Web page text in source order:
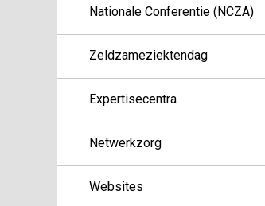
Nationale Conferentie (NCZA)
Zeldzameziektendag
Expertisecentra
Netwerkzorg
Websites